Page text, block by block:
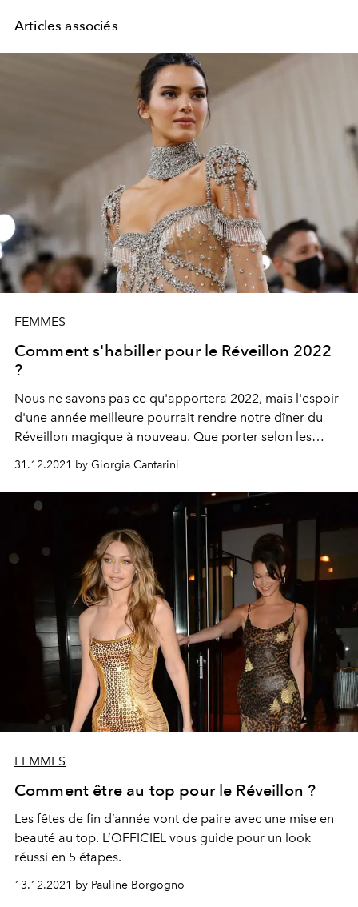
Articles associés
FEMMES
Comment s'habiller pour le Réveillon 2022
?
Nous ne savons pas ce qu'apportera 2022, mais l'espoir
d'une année meilleure pourrait rendre notre dîner du
Réveillon magique à nouveau. Que porter selon les
du Nouvel An parfaite pour briller pendant la nuit la plus
magique de l'année ? Suivez le guide deL'OFFICIEL.
31.12.2021 by Giorgia Cantarini
FEMMES
Comment être au top pour le Réveillon ?
Les fêtes de fin d’année vont de paire avec une mise en
beauté au top. L’OFFICIEL vous guide pour un look
réussi en 5 étapes.
13.12.2021 by Pauline Borgogno